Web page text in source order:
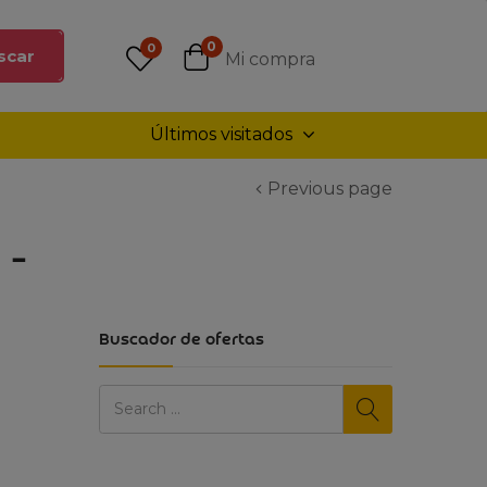
0 0
Mi compra
Últimos visitados
Previous page
Buscador de ofertas
–